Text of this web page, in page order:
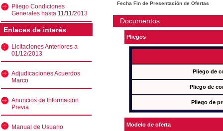
Pliego Condiciones
Generales hasta 11/11/2013
Enlaces de interés
Licitaciones Anteriores a
01/12/2013
Adjudicaciones Acuerdos
Marco
Anuncios de Informacion
Previa
Manual de Usuario
Fecha Fin de Presentación de Ofertas
Documentos
Pliegos
Pliego de
Pliego de
Pliego de
Modelo de oferta